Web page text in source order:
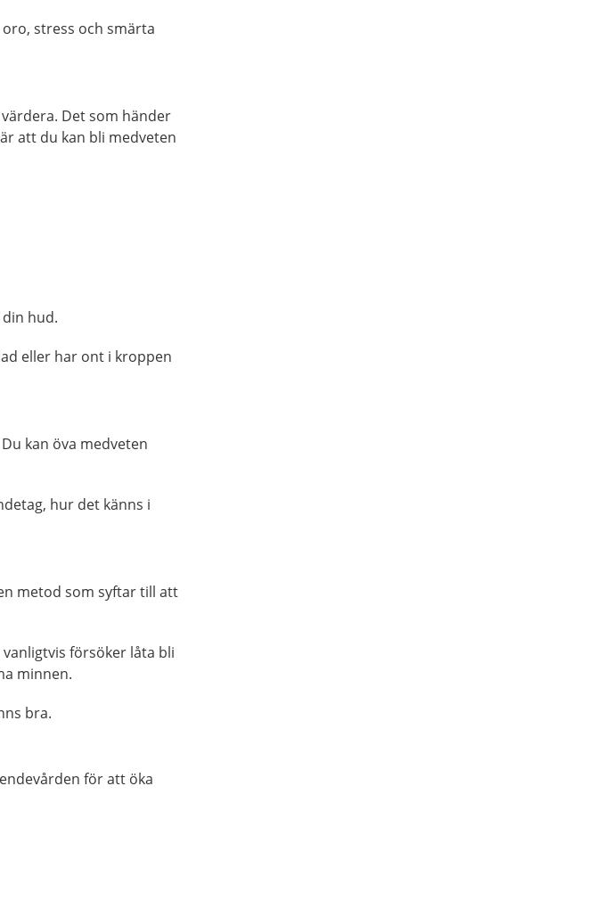
stress och smärta
Det som händer
att du kan bli medveten
hud.
eller har ont i kroppen
kan öva medveten
hur det känns i
metod som syftar till att
försöker låta bli
minnen.
bra.
för att öka